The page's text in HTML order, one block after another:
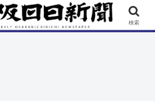
連載 街ネタ イベント
検索